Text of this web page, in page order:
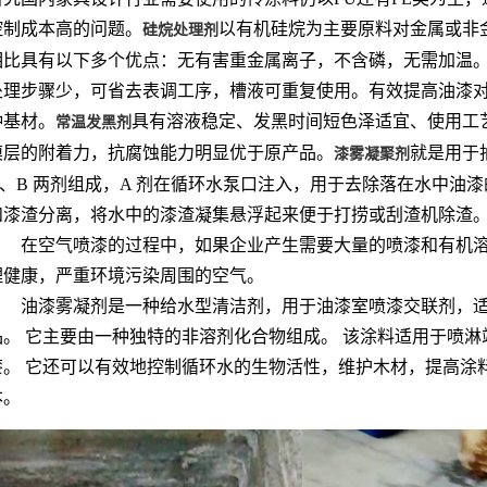
成本高的问题。 硅烷处理剂 以有机硅烷为主要原料对金属或
比具有以下多个优点：无有害重金属离子，不含磷，无需加温
理步骤少，可省去表调工序，槽液可重复使用。有效提高油漆
材。
常温发黑剂 具有溶液稳定、发黑时间短色泽适宜、使用
的附着力，抗腐蚀能力明显优于原产品。 漆雾凝聚剂 就是用于
B 两剂组成，A 剂在循环水泵口注入，用于去除落在水中油
漆渣分离，将水中的漆渣凝集悬浮起来便于打捞或刮渣机除渣
在空气喷漆的过程中，如果企业产生需要大量的喷漆和有机
康，严重环境污染周围的空气。
油漆雾凝剂是一种给水型清洁剂，用于油漆室喷漆交联剂，
。 它主要由一种独特的非溶剂化合物组成。 该涂料适用于喷
。 它还可以有效地控制循环水的生物活性，维护木材，提高